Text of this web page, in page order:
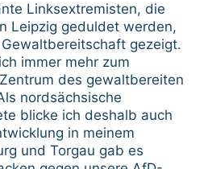
Linksextremisten, die
Leipzig geduldet werden,
gezeigt.
immer mehr zum
des gewaltbereiten
nordsächsische
blicke ich deshalb auch
in meinem
und Torgau gab es